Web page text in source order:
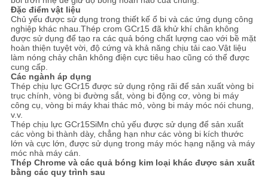
Đặc điểm vật liệu
Chủ yếu được sử dụng trong thiết kế ổ bi và các ứng dụng công
nghiệp khác nhau.Thép crom GCr15 đã khử khí chân không
được sử dụng để tạo ra các quả bóng chất lượng cao với bề mặt
hoàn thiện tuyệt vời, độ cứng và khả năng chịu tải cao.Vật liệu
làm nóng chảy chân không điện cực tiêu hao cũng có thể được
cung cấp.
Các ngành áp dụng
Thép chịu lực GCr15 được sử dụng rộng rãi để sản xuất vòng bi
trục chính, vòng bi đường sắt, vòng bi động cơ, vòng bi máy
công cụ, vòng bi máy khai thác mỏ, vòng bi máy móc nói chung,
v.v.
Thép chịu lực GCr15SiMn chủ yếu được sử dụng để sản xuất
các vòng bi thành dày, chẳng hạn như các vòng bi kích thước
lớn và cực lớn, được sử dụng trong máy móc hạng nặng và máy
móc nhà máy cán.
Thép Chrome và các quả bóng kim loại khác được sản xuất
bằng các quy trình sau